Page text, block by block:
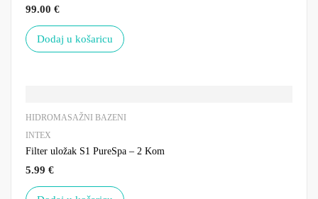
99.00 €
Dodaj u košaricu
HIDROMASAŽNI BAZENI
INTEX
Filter uložak S1 PureSpa – 2 Kom
5.99 €